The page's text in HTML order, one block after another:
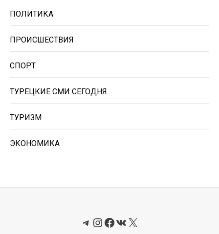
ПОЛИТИКА
ПРОИСШЕСТВИЯ
СПОРТ
ТУРЕЦКИЕ СМИ СЕГОДНЯ
ТУРИЗМ
ЭКОНОМИКА
Telegram
Instagram
Facebook
ВКонтакте
X